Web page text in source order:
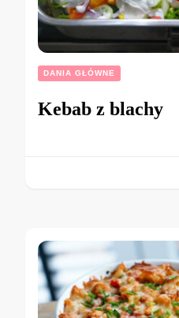
DANIA GŁÓWNE
Kebab z blachy